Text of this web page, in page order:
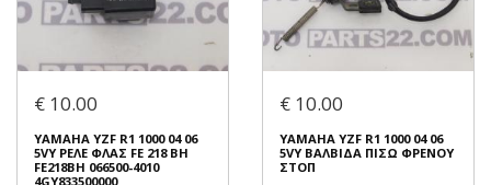
Συνδεθείτε για αγορά
YAMAHA YZF R1 1000 04 06
ΙΝΤΖΕΚΣΙΟΝ & ΣΩΛΗΝΕΣ
5VY148400000
Σε Απόθεμα: 1
YAMAHA YZF R1 1000 04 06
5VY ΗΛΕΚΤΡΟΜΑΓΝΗΤΙΚΗ
ΒΑΛΒΙΔΑ ΑΝΑΘΥΜΙΑΣΕΩΝ
ΙΝΤΖΕΚΣΙΟΝ & ΣΩΛΗΝΕΣ
5VY148400000
Σε Απόθεμα: 1
€ 10.00
YAMAHA YZF R1 1000 04 06
5VY ΡΕΛΕ ΦΛΑΣ FE 218 BH
FE218BH 066500-4010
4GY833500000
€ 10.00
YAMAHA YZF R1 1000 04 06
5VY ΒΑΛΒΙΔΑ ΠΙΣΩ ΦΡΕΝΟΥ
ΣΤΟΠ